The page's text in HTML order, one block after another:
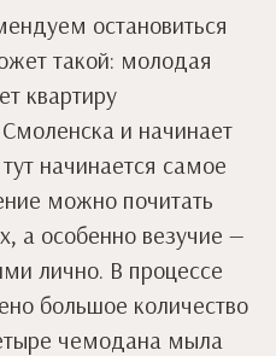
остановиться
такой: молодая
квартиру
и начинает
начинается самое
можно почитать
а особенно везучие —
лично. В процессе
большое количество
чемодана мыла